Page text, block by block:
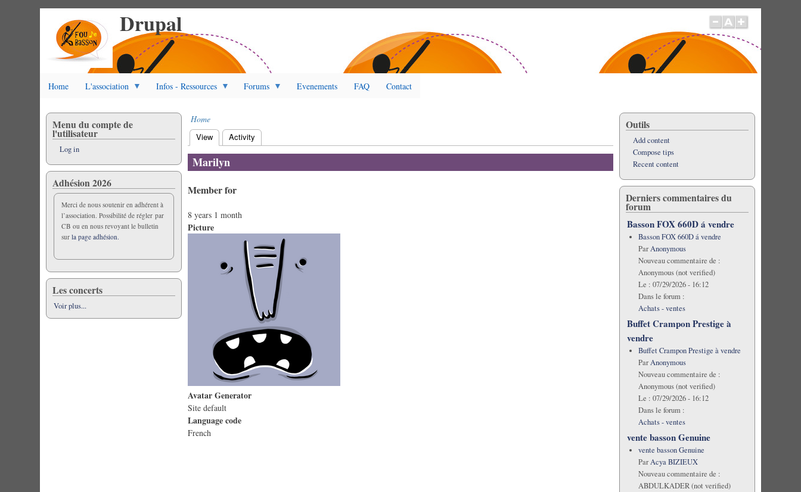
Drupal
Home L'association Infos - Ressources Forums Evenements FAQ Contact
Breadcrumb
Home
Primary
tabs
View (active tab)
Activity
Marilyn
Member for
8 years 1 month
Picture
Avatar Generator
Site default
Language code
French
Menu du compte de
l'utilisateur
Log in
Adhésion 2026
Merci de nous soutenir en adhérent à
l’association. Possibilité de régler par
CB ou en nous revoyant le bulletin
surla page adhésion.
Les concerts
Voir plus...
Outils
Add content
Compose tips
Recent content
Derniers commentaires du
forum
Basson FOX 660D á vendre
Basson FOX 660D á vendre
ParAnonymous
Nouveau commentaire de :
Anonymous (not verified)
Le : 07/29/2026 - 16:12
Dans le forum :
Achats - ventes
Buffet Crampon Prestige à
vendre
Buffet Crampon Prestige à vendre
ParAnonymous
Nouveau commentaire de :
Anonymous (not verified)
Le : 07/29/2026 - 16:12
Dans le forum :
Achats - ventes
vente basson Genuine
vente basson Genuine
ParAcya BIZIEUX
Nouveau commentaire de :
ABDULKADER (not verified)